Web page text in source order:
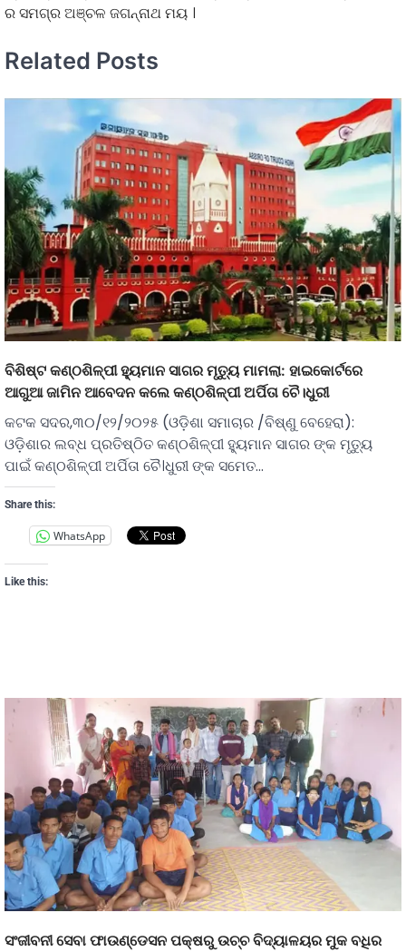
ର ସମଗ୍ର ଅଞ୍ଚଳ ଜଗନ୍ନାଥ ମୟ ।
Related Posts
ବିଶିଷ୍ଟ କଣ୍ଠଶିଳ୍ପୀ ହ୍ୟୁମାନ ସାଗର ମୃତ୍ୟୁ ମାମଲା: ହାଇକୋର୍ଟରେ
ଆଗୁଆ ଜାମିନ ଆବେଦନ କଲେ କଣ୍ଠଶିଳ୍ପୀ ଅର୍ପିତା ଚୈ।ଧୁରୀ
କଟକ ସଦର,୩୦/୧୨/୨୦୨୫ (ଓଡ଼ିଶା ସମାଚାର /ବିଷ୍ଣୁ ବେହେରା):
ଓଡ଼ିଶାର ଲବ୍ଧ ପ୍ରତିଷ୍ଠିତ କଣ୍ଠଶିଳ୍ପୀ ହ୍ୟୁମାନ ସାଗର ଙ୍କ ମୃତ୍ୟୁ
ପାଇଁ କଣ୍ଠଶିଳ୍ପୀ ଅର୍ପିତା ଚୈ।ଧୁରୀ ଙ୍କ ସମେତ…
Share this:
WhatsApp
Like this:
ସଂଜୀବନୀ ସେବା ଫାଉଣ୍ଡେସନ ପକ୍ଷରୁ ଉଚ୍ଚ ବିଦ୍ୟାଳୟର ମୁକ ବଧିର